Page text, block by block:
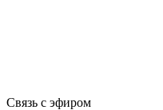
Связь с эфиром